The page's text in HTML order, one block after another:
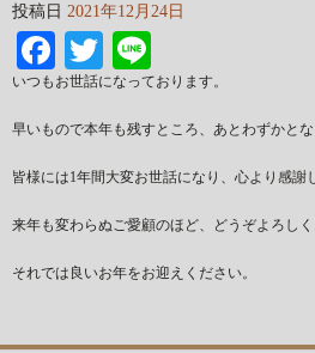
投稿日 2021年12月24日
Facebook
Twitter
いつもお世話になっております。
早いもので本年も残すところ、あとわずかとな
皆様には1年間大変お世話になり、心より感謝
来年も変わらぬご愛顧のほど、どうぞよろしく
それでは良いお年をお迎えください。